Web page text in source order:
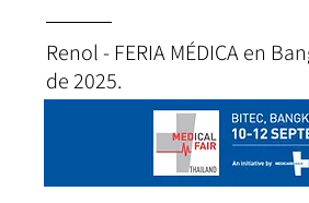
Renol - FERIA MÉDICA en
de 2025.